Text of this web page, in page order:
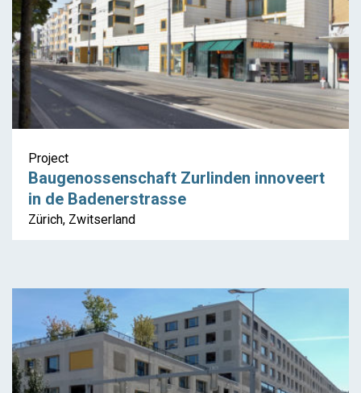
Project
Baugenossenschaft Zurlinden innoveert
in de Badenerstrasse
Zürich, Zwitserland